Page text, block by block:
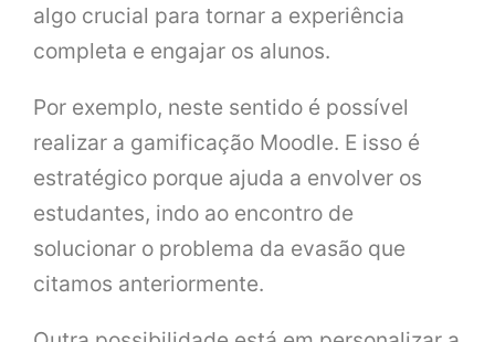
algo crucial para tornar a experiência
completa e engajar os alunos.
Por exemplo, neste sentido é possível
realizar a gamificação Moodle. E isso é
estratégico porque ajuda a envolver os
estudantes, indo ao encontro de
solucionar o problema da evasão que
citamos anteriormente.